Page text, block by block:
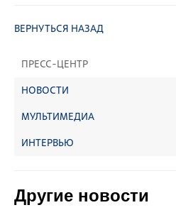
ПРЕСС-ЦЕНТР
НОВОСТИ
МУЛЬТИМЕДИА
ИНТЕРВЬЮ
ВЕРНУТЬСЯ НАЗАД
Другие новости